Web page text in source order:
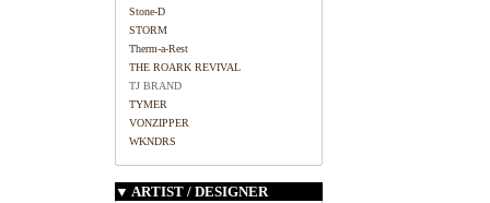
Stone-D
STORM
Therm-a-Rest
THE ROARK REVIVAL
TJ BRAND
TYMER
VONZIPPER
WKNDRS
▼ ARTIST / DESIGNER